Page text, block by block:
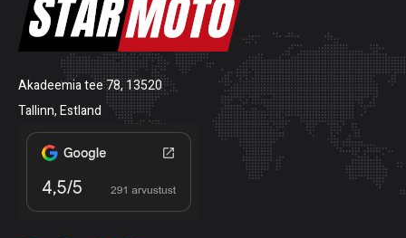
Akadeemia tee 78, 13520
Tallinn, Estland